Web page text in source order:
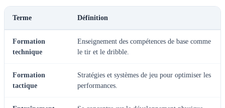
Terme Définition
Formation
technique
Enseignement des compétences de base comme
le tir et le dribble.
Formation
tactique
Stratégies et systèmes de jeu pour optimiser les
performances.